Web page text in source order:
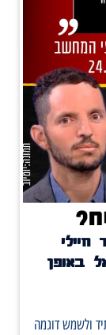
באופן
ולשמש דוגמה